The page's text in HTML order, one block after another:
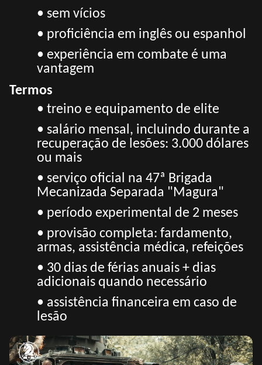
• sem vícios
• proficiência em inglês ou espanhol
• experiência em combate é uma
vantagem
Termos
• treino e equipamento de elite
• salário mensal, incluindo durante a
recuperação de lesões: 3.000 dólares
ou mais
• serviço oficial na 47ª Brigada
Mecanizada Separada "Magura"
• período experimental de 2 meses
• provisão completa: fardamento,
armas, assistência médica, refeições
• 30 dias de férias anuais + dias
adicionais quando necessário
• assistência financeira em caso de
lesão